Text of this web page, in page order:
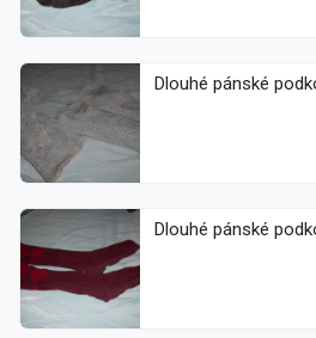
Dlouhé pánské
Dlouhé pánské